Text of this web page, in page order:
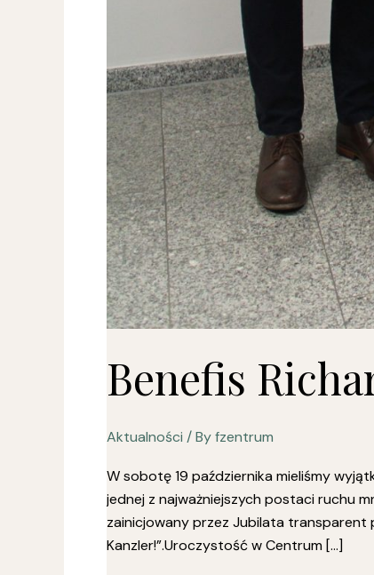
Benefis
Aktualności / Byfzentrum
W sobotę 19 października mieliśmy
jednej z najważniejszych postaci ruchu
zainicjowany przez Jubilata transparent
Kanzler!”.Uroczystość w Centrum […]